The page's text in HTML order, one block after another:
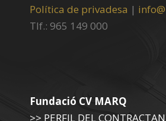
Política de privadesa |
Tlf.: 965 149 000
Fundació CV MARQ
>> PERFIL DEL